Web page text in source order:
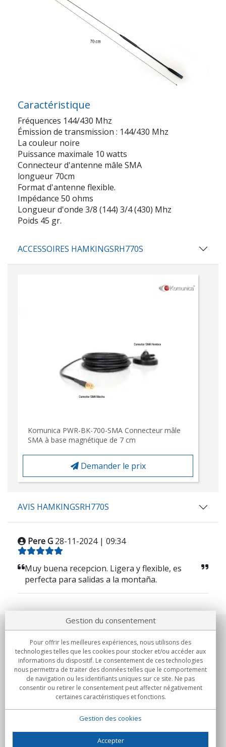
Caractéristique
Fréquences 144/430 Mhz
Émission de transmission : 144/430 Mhz
La couleur noire
Puissance maximale 10 watts
Connecteur d'antenne mâle SMA
longueur 70cm
Format d'antenne flexible.
Impédance 50 ohms
Longueur d'onde 3/8 (144) 3/4 (430) Mhz
Poids 45 gr.
ACCESSOIRES HAMKINGSRH770S
Komunica PWR-BK-700-SMA Connecteur mâle
SMA à base magnétique de 7 cm
Demander le prix
AVIS HAMKINGSRH770S
Pere G 28-11-2024 | 09:34
Muy buena recepcion. Ligera y flexible, es
perfecta para salidas a la montaña.
Notre société
Engagements
Achats
Gestion du consentement
Pour offrir les meilleures expériences, nous utilisons des
technologies telles que les cookies pour stocker et/ou accéder aux
informations du dispositif. Le consentement de ces technologies
nous permettra de traiter des données telles que le comportement
de navigation ou les identifiants uniques sur ce site. Ne pas
consentir ou retirer le consentement peut affecter négativement
certaines caractéristiques et fonctions.
Gestion des cookies
Accepter